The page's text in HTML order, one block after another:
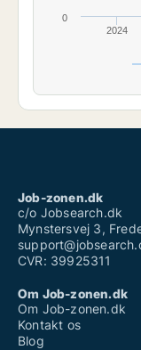
2024
0
Job-zonen.dk
c/o Jobsearch.dk
Mynstersvej 3,
CVR: 39925311
Om Job-zonen.dk
Om Job-zonen.dk
Kontakt os
Blog